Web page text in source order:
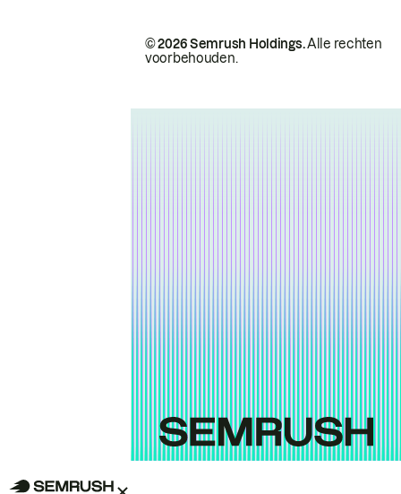
© 2026 Semrush Holdings.Alle rechten
voorbehouden.